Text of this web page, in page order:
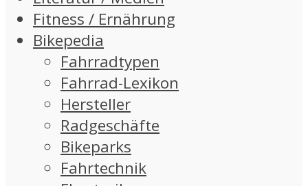
Fitness / Ernährung
Bikepedia
Fahrradtypen
Fahrrad-Lexikon
Hersteller
Radgeschäfte
Bikeparks
Fahrtechnik